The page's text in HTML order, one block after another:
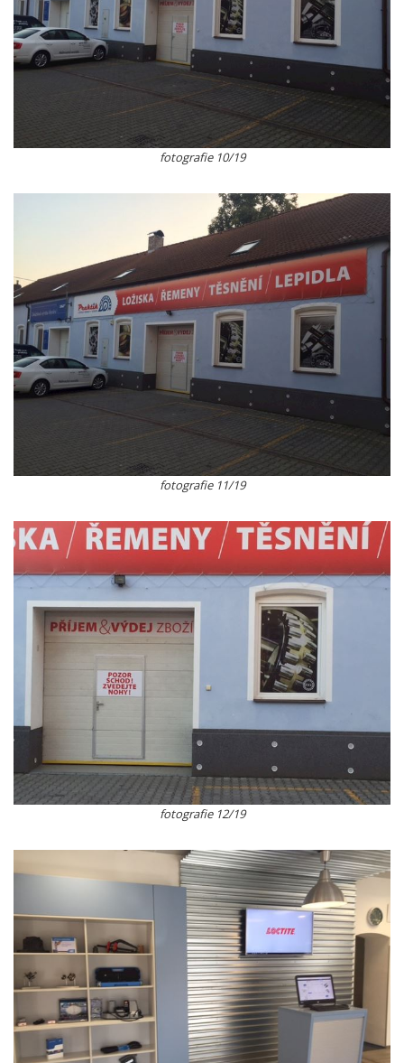
fotografie 10/19
fotografie 11/19
fotografie 12/19